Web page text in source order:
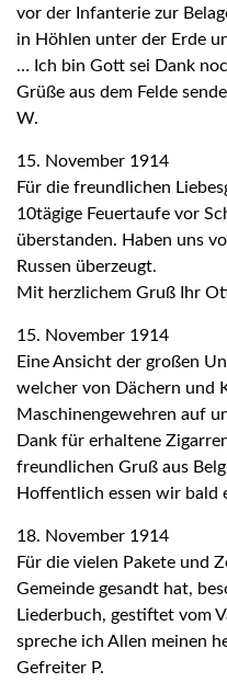
vor der Infanterie zur
in Höhlen unter der Erde
… Ich bin Gott sei Dank
Grüße aus dem Felde
W.
15. November 1914
Für die freundlichen
10tägige Feuertaufe vor
überstanden. Haben uns
Russen überzeugt.
Mit herzlichem Gruß Ihr
15. November 1914
Eine Ansicht der großen
welcher von Dächern und
Maschinengewehren auf
Dank für erhaltene
freundlichen Gruß aus
Hoffentlich essen wir bald
18. November 1914
Für die vielen Pakete und
Gemeinde gesandt hat,
Liederbuch, gestiftet vom
spreche ich Allen meinen
Gefreiter P.